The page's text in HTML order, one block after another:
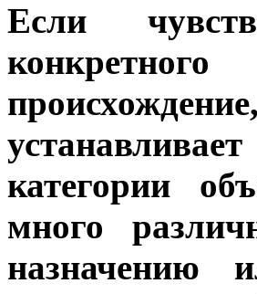
Если
категории
много
назначению